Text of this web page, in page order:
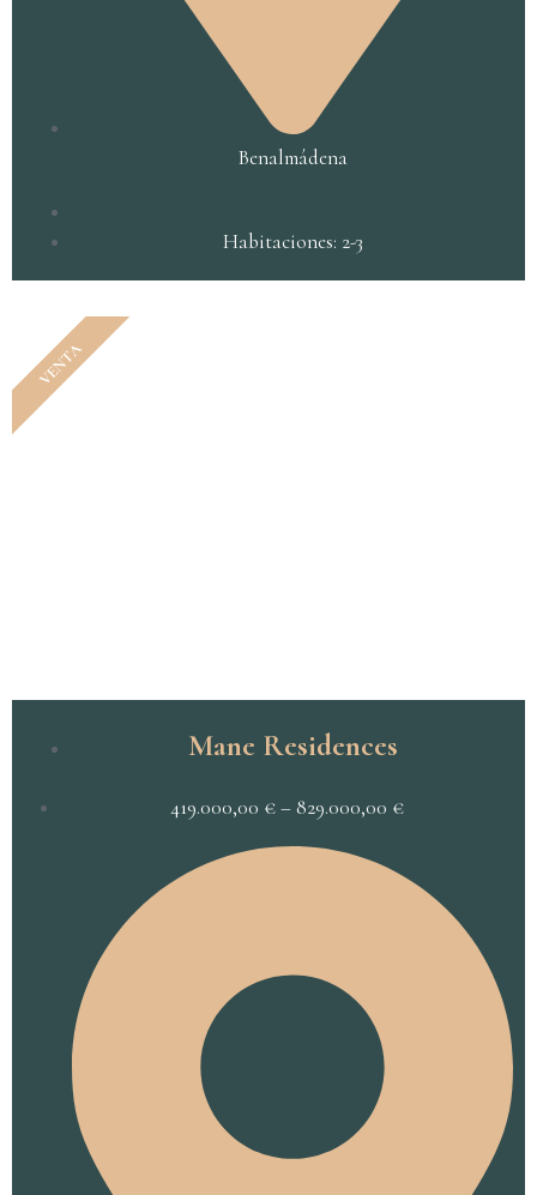
Benalmádena
Habitaciones: 2-3
VENTA
Mane Residences
419.000,00 €– 829.000,00 €